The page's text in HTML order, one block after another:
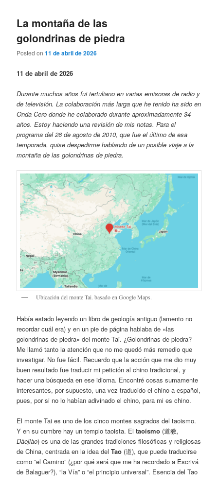
La montaña de las
golondrinas de piedra
Posted on11 de abril de 2026
11 de abril de 2026
Durante muchos años fui tertuliano en varias emisoras de radio y
de televisión. La colaboración más larga que he tenido ha sido en
Onda Cero donde he colaborado durante aproximadamente 34
años. Estoy haciendo una revisión de mis notas. Para el
programa del 26 de agosto de 2010, que fue el último de esa
temporada, quise despedirme hablando de un posible viaje a la
montaña de las golondrinas de piedra.
Ubicación del monte Tai. basado en Google Maps.
Había estado leyendo un libro de geología antiguo (lamento no
recordar cuál era) y en un pie de página hablaba de «las
golondrinas de piedra» del monte Tai. ¿Golondrinas de piedra?
Me llamó tanto la atención que no me quedó más remedio que
investigar. No fue fácil. Recuerdo que la acción que me dio muy
buen resultado fue traducir mi petición al chino tradicional, y
hacer una búsqueda en ese idioma. Encontré cosas sumamente
interesantes, por supuesto, una vez traducido el chino a español,
pues, por si no lo habían adivinado el chino, para mi es chino.
El monte Tai es uno de los cinco montes sagrados del taoismo.
Y en su cumbre hay un templo taoista. Eltaoísmo (道教,
Dàojiào) es una de las grandes tradiciones filosóficas y religiosas
de China, centrada en la idea delTao (道), que puede traducirse
como “el Camino” (¿por qué será que me ha recordado a Escrivá
de Balaguer?), “la Vía” o “el principio universal”. Esencia del Tao